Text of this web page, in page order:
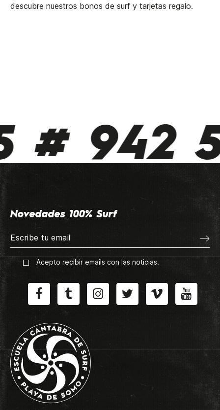
descubre nuestros bonos de surf y tarjetas regalo.
942
Novedades 100% Surf
Acepto recibir emails con las noticias.